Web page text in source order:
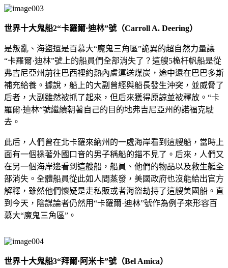
世界十大鬼船2“卡羅爾·迪林”號（Carroll A. Deering）
是叛亂、海盜還是百慕大“魔鬼三角區”詭異的超自然力量讓
“卡羅爾·迪林”號上的船員們全部消失了？這艘5桅杆帆船是從
弗吉尼亞州前往巴西裡約熱內盧運送煤炭，途中還在巴巴多斯
補充給養。據說，船上的大副曾經與船長發生沖突，並威脅了
后者，大副雖然被抓了起來，但后來獲得原諒並被釋放。“卡
羅爾·迪林”號繼續朝著自己的目的地弗吉尼亞州的諾福克駛
去。
此后，人們曾在北卡羅來納州的一處海岸看到這艘船，當時上
面有一個操著外國口音的男子稱船的錨不見了。后來，人們又
在另一個海岸邊看到這艘船，船員、他們的物品以及救生艇全
部消失。全體船員從此如人間蒸發，美國政府也沒能給出官方
解釋，雖然他們懷疑是走私販或者海盜劫持了這艘美國船。直
到今天，陰謀論者仍然用“卡羅爾·迪林”號作為例子來形容百
慕大“魔鬼三角區”。
世界十大鬼船3“拜爾·阿米卡”號（Bel Amica）